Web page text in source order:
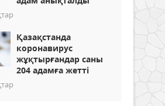
Қазақстанда
коронавирус
жұқтырғандар саны
204 адамға жетті